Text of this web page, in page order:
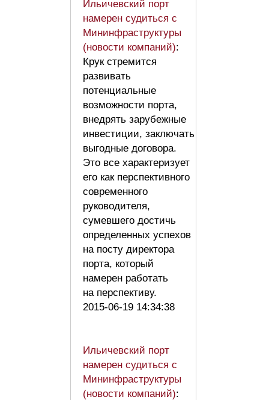
Ильичевский порт
намерен судиться с
Мининфраструктуры
(новости компаний):
Крук стремится
развивать
потенциальные
возможности порта,
внедрять зарубежные
инвестиции, заключать
выгодные договора.
Это все характеризует
его как перспективного
современного
руководителя,
сумевшего достичь
определенных успехов
на посту директора
порта, который
намерен работать
на перспективу.
2015-06-19 14:34:38
Ильичевский порт
намерен судиться с
Мининфраструктуры
(новости компаний):